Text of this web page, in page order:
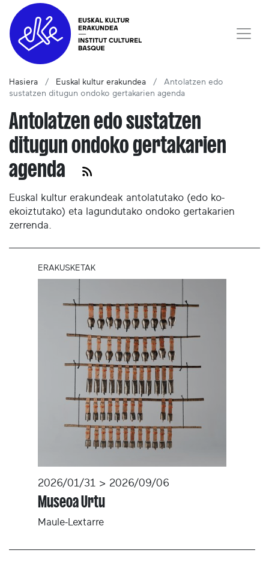
Hasiera Euskal kultur erakundea
Antolatzen edo
sustatzen ditugun ondoko gertakarien agenda
Antolatzen edo sustatzen
ditugun ondoko gertakarien
agenda
Euskal kultur erakundeak antolatutako (edo ko-
ekoiztutako) eta lagundutako ondoko gertakarien
zerrenda.
ERAKUSKETAK
2026/01/31 > 2026/09/06
Museoa Urtu
Maule-Lextarre